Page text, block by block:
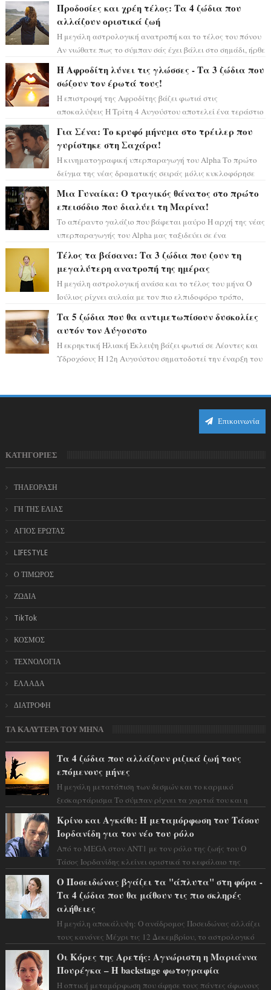
Προδοσίες και χρέη τέλος: Τα 4 ζώδια που
αλλάζουν οριστικά ζωή
Η μεγάλη αστρολογική ανατροπή και το τέλος του πόνου
Αν νιώθατε πως το σύμπαν σάς έχει βάλει στο σημάδι, ήρθε
Η Αφροδίτη λύνει τις γλώσσες - Τα 3 ζώδια που
σώζουν τον έρωτά τους!
Η επιστροφή της Αφροδίτης βάζει φωτιά στις
αποκαλύψεις Η Τρίτη 4 Αυγούστου αποτελεί ένα τεράστιο
Για Σένα: Το κρυφό μήνυμα στο τρέιλερ που
γυρίστηκε στη Σαχάρα!
Η κινηματογραφική υπερπαραγωγή του Alpha Το πρώτο
δείγμα της νέας δραματικής σειράς μόλις κυκλοφόρησε
Μια Γυναίκα: Ο τραγικός θάνατος στο πρώτο
επεισόδιο που διαλύει τη Μαρίνα!
Το απέραντο γαλάζιο που βάφεται μαύρο Η αρχή της νέας
υπερπαραγωγής του Alpha μας ταξιδεύει σε ένα
Τέλος τα βάσανα: Τα 3 ζώδια που ζουν τη
μεγαλύτερη ανατροπή της ημέρας
Η μεγάλη αστρολογική ανάσα και το τέλος του μήνα Ο
Ιούλιος ρίχνει αυλαία με τον πιο ελπιδοφόρο τρόπο,
Τα 5 ζώδια που θα αντιμετωπίσουν δυσκολίες
αυτόν τον Αύγουστο
Η εκρηκτική Ηλιακή Έκλειψη βάζει φωτιά σε Λέοντες και
Υδροχόους Η 12η Αυγούστου σηματοδοτεί την έναρξη του
Επικοινωνία
ΚΑΤΗΓΟΡΙΕΣ
ΤΗΛΕΟΡΑΣΗ
ΓΗ ΤΗΣ ΕΛΙΑΣ
ΑΓΙΟΣ ΕΡΩΤΑΣ
LIFESTYLE
Ο ΤΙΜΩΡΟΣ
ΖΩΔΙΑ
TikTok
ΚΟΣΜΟΣ
ΤΕΧΝΟΛΟΓΙΑ
ΕΛΛΑΔΑ
ΔΙΑΤΡΟΦΗ
ΤΑ ΚΑΛΥΤΕΡΑ ΤΟΥ ΜΗΝΑ
Τα 4 ζώδια που αλλάζουν ριζικά ζωή τους
επόμενους μήνες
Η μεγάλη μετατόπιση των δεσμών και το καρμικό
ξεσκαρτάρισμα Το σύμπαν ρίχνει τα χαρτιά του και η
Κρίνο και Αγκάθι: Η μεταμόρφωση του Τάσου
Ιορδανίδη για τον νέο του ρόλο
Από το MEGA στον ΑΝΤ1 με τον ρόλο της ζωής του Ο
Τάσος Ιορδανίδης κλείνει οριστικά το κεφάλαιο της
Ο Ποσειδώνας βγάζει τα "άπλυτα" στη φόρα -
Τα 4 ζώδια που θα μάθουν τις πιο σκληρές
αλήθειες
Η μεγάλη αποκάλυψη: Ο ανάδρομος Ποσειδώνας αλλάζει
τους κανόνες Μέχρι τις 12 Δεκεμβρίου, το αστρολογικό
Οι Κόρες της Αρετής: Αγνώριστη η Μαριάννα
Πουρέγκα – H backstage φωτογραφία
Η οπτική μεταμόρφωση που άφησε τους πάντες άφωνους